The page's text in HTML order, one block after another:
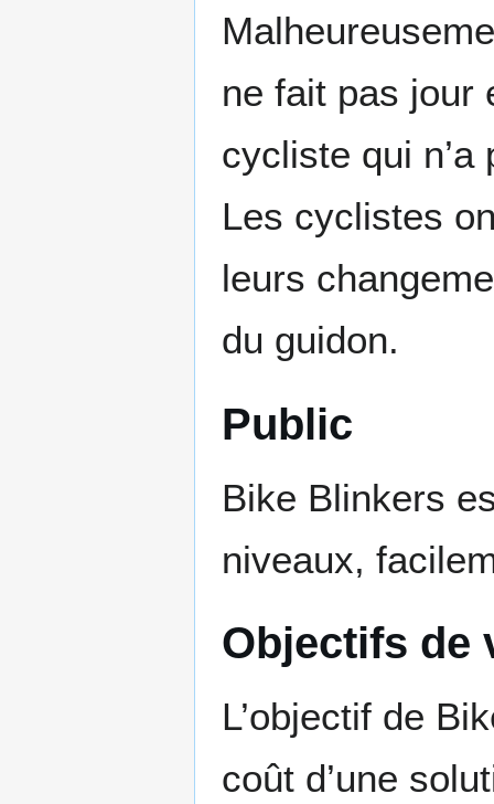
ne fait pas jour
cycliste qui
Les cyclistes
leurs
du guidon.
Public
Bike Blinkers
niveaux,
Objectifs de
L’objectif de
coût d’une